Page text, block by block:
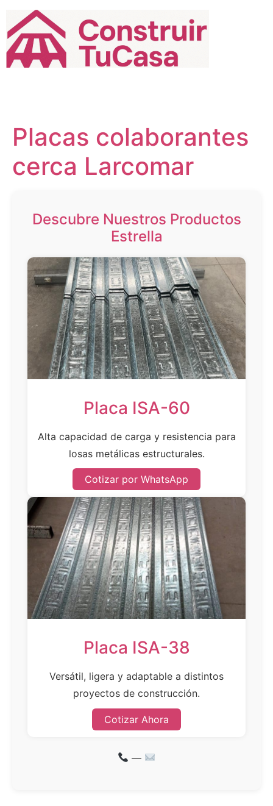
contenido
Placas colaborantes
cerca Larcomar
Descubre Nuestros Productos
Estrella
Placa ISA-60
Alta capacidad de carga y resistencia para
losas metálicas estructurales.
Cotizar por WhatsApp
Placa ISA-38
Versátil, ligera y adaptable a distintos
proyectos de construcción.
Cotizar Ahora
—